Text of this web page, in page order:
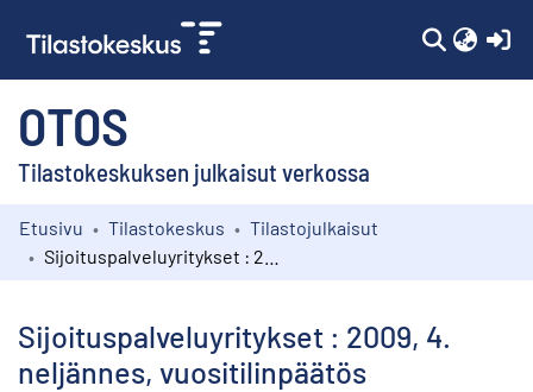
OTOS
Tilastokeskuksen julkaisut verkossa
Kokoelmat
Etusivu Tilastokeskus
Tilastojulkaisut
Sijoituspalveluyritykset : 2009, 4.
neljännes, vuositilinpäätös